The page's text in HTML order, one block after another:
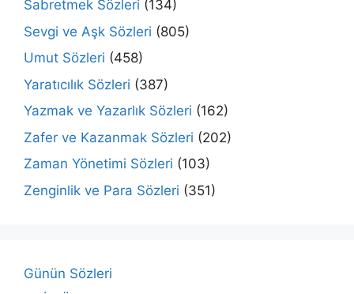
Sabretmek Sözleri (134)
Sevgi ve Aşk Sözleri (805)
Umut Sözleri (458)
Yaratıcılık Sözleri (387)
Yazmak ve Yazarlık Sözleri (162)
Zafer ve Kazanmak Sözleri (202)
Zaman Yönetimi Sözleri (103)
Zenginlik ve Para Sözleri (351)
Günün Sözleri